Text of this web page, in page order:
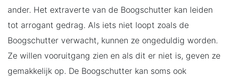
ander. Het extraverte van de Boogschutter kan leiden
tot arrogant gedrag. Als iets niet loopt zoals de
Boogschutter verwacht, kunnen ze ongeduldig worden.
Ze willen vooruitgang zien en als dit er niet is, geven ze
gemakkelijk op. De Boogschutter kan soms ook